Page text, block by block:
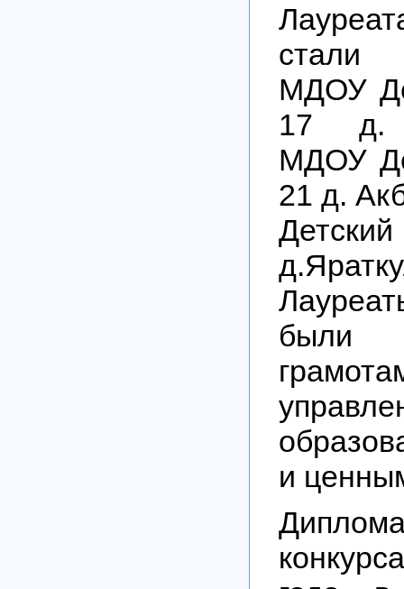
стали
МДОУ
17 д.
МДОУ
21 д.
были
и